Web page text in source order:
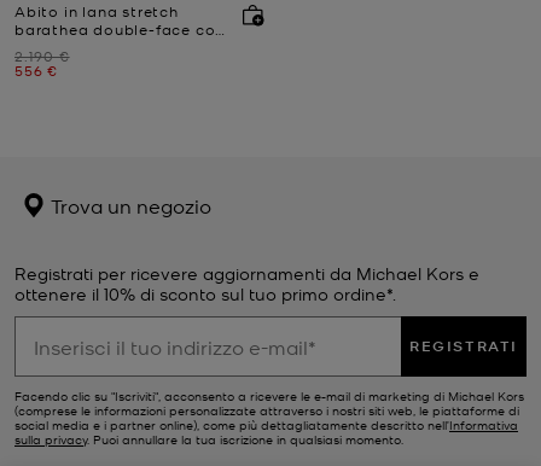
Abito in lana stretch
barathea double-face con
orlo a fazzoletto
Prezzo iniziale
2.190 €
Prezzo attuale
556 €
Trova un negozio
Registrati per ricevere aggiornamenti da Michael Kors e
ottenere il 10% di sconto sul tuo primo ordine*.
REGISTRATI
Facendo clic su "Iscriviti", acconsento a ricevere le e-mail di marketing di Michael Kors
(comprese le informazioni personalizzate attraverso i nostri siti web, le piattaforme di
social media e i partner online), come più dettagliatamente descritto nell’Informativa
sulla privacy. Puoi annullare la tua iscrizione in qualsiasi momento.